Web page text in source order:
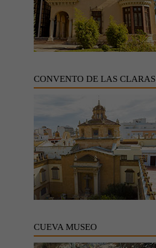
CONVENTO DE LAS CLARAS
CUEVA MUSEO